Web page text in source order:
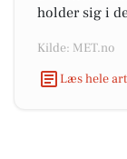
holder sig i
Kilde: MET.no
Læs hele